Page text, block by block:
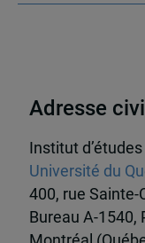
Adresse
Institut
Université du
400, rue Sainte-
Bureau A-1540,